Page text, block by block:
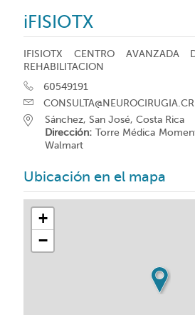
iFISIOTX
IFISIOTX CENTRO AVANZADA
REHABILITACION
60549191
CONSULTA@NEUROCIRUGIA.CR
Sánchez, San José, Costa Rica
Dirección: Torre Médica
Walmart
Ubicación en el mapa
+
−